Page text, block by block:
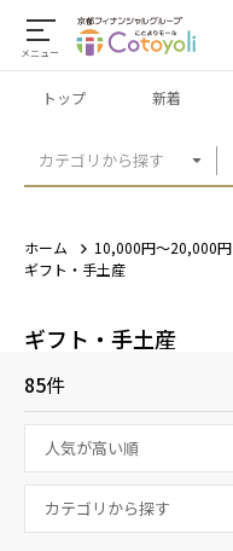
メニュー
カテゴリから探す
トップ 新着
ホーム 10,000円～20,000円
ギフト・手土産
ギフト・手土産
85件
カテゴリから探す